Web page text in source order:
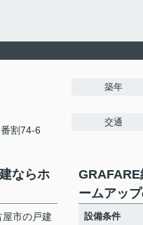
割74-6
築年
交通
ならホ
市の戸建
ームアッ
設備条件